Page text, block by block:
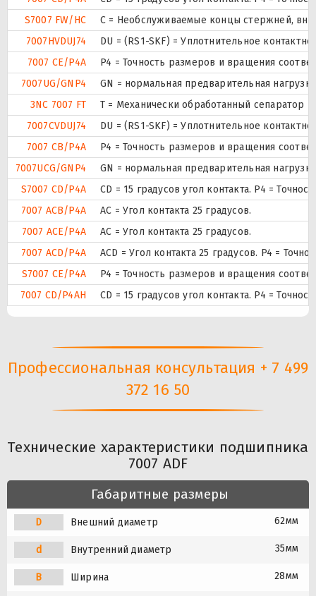
S7007 FW/HC
С = Необслуживаемые концы стержней,
7007HVDUJ74
DU = (RS1-SKF) = Уплотнительное
7007 CE/P4A
P4 = Точность размеров и вращения
7007UG/GNP4
GN = нормальная предварительная
3NC 7007 FT
T = Механически обработанный сепаратор
7007CVDUJ74
DU = (RS1-SKF) = Уплотнительное
7007 CB/P4A
P4 = Точность размеров и вращения
7007UCG/GNP4
GN = нормальная предварительная
S7007 CD/P4A
CD = 15 градусов угол контакта. P4 =
7007 ACB/P4A
AC = Угол контакта 25 градусов.
7007 ACE/P4A
AC = Угол контакта 25 градусов.
7007 ACD/P4A
ACD = Угол контакта 25 градусов. P4 =
S7007 CE/P4A
P4 = Точность размеров и вращения
7007 CD/P4AH
CD = 15 градусов угол контакта. P4 =
Профессиональная консультация + 7 499
372 16 50
Технические характеристики подшипника
7007 ADF
Габаритные размеры
D Внешний диаметр 62мм
d Внутренний диаметр 35мм
B Ширина 28мм